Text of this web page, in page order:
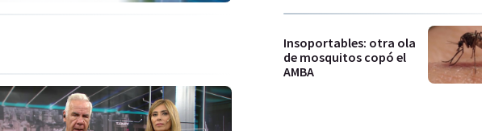
Insoportables: otra ola
de mosquitos copó el
AMBA